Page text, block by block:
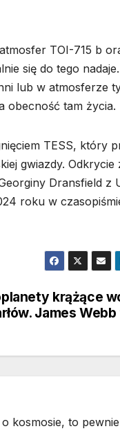
TOI-715 b
się do tego
lub w atmosferze
obecność tam życia.
TESS, który
gwiazdy. Odkrycie
Dransfield z
roku w
krążące
James
kosmosie, to pewnie